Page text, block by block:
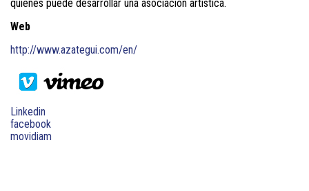
quienes puede desarrollar una asociación artística.
Web
http://www.azategui.com/en/
Linkedin
facebook
movidiam